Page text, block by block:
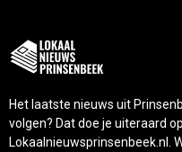
Het laatste nieuws uit
volgen? Dat doe je uiteraard op
Lokaalnieuwsprinsenbeek.nl.